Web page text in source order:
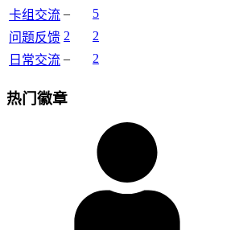
卡组交流 –
5
问题反馈 2
2
日常交流 – 2
热门徽章